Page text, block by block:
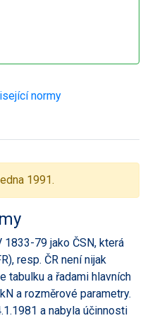
normy
1991.
1833-79 jako ČSN, která
resp. ČR není nijak
tabulku a řadami hlavních
a rozměrové parametry.
a nabyla účinnosti